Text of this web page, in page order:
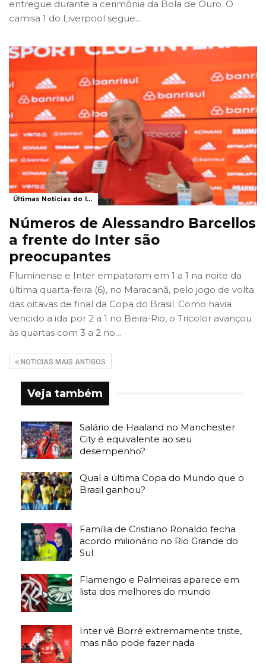
entregue durante a cerimônia da Bola de Ouro. O
camisa 1 do Liverpool segue…
Últimas Notícias do Internacional
Números de Alessandro Barcellos
a frente do Inter são
preocupantes
Fluminense e Inter empataram em 1 a 1 na noite da
última quarta-feira (6), no Maracanã, pelo jogo de volta
das oitavas de final da Copa do Brasil. Como havia
vencido a ida por 2 a 1 no Beira-Rio, o Tricolor avançou
às quartas com 3 a 2 no…
NOTICIAS MAIS ANTIGOS
Veja também
Salário de Haaland no Manchester
City é equivalente ao seu
desempenho?
Qual a última Copa do Mundo que o
Brasil ganhou?
Família de Cristiano Ronaldo fecha
acordo milionário no Rio Grande do
Sul
Flamengo e Palmeiras aparece em
lista dos melhores do mundo
Inter vê Borré extremamente triste,
mas não pode fazer nada